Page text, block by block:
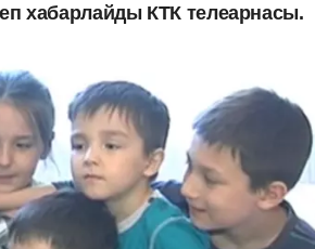
хабарлайды КТК телеарнасы.